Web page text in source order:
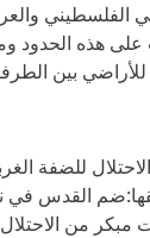
الفلسطيني
على هذه الحدود
بين
للضفة
القدس في
مبكر من